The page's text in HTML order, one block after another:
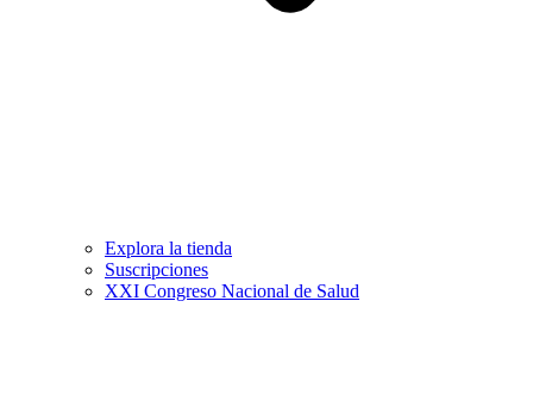
Explora la tienda
Suscripciones
XXI Congreso Nacional de Salud